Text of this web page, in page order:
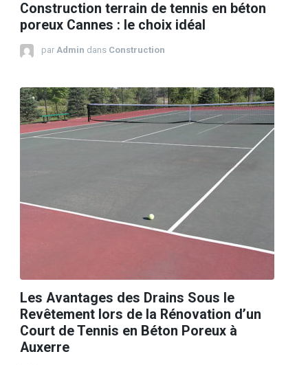
Construction terrain de tennis en béton
poreux Cannes : le choix idéal
par Admin dans Construction
Les Avantages des Drains Sous le
Revêtement lors de la Rénovation d’un
Court de Tennis en Béton Poreux à
Auxerre